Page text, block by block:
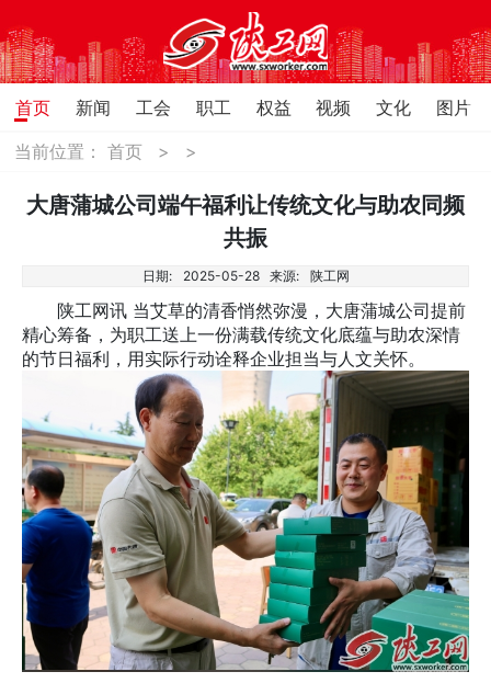
首页 新闻 工会 职工 权益 视频 文化
图片
当前位置：首页 > >
大唐蒲城公司端午福利让传统文化与助农同频
共振
日期: 2025-05-28 来源: 陕工网
陕工网讯 当艾草的清香悄然弥漫，大唐蒲城公司提前
精心筹备，为职工送上一份满载传统文化底蕴与助农深情
的节日福利，用实际行动诠释企业担当与人文关怀。